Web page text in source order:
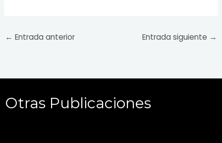
← Entrada anterior Entrada siguiente →
Otras Publicaciones